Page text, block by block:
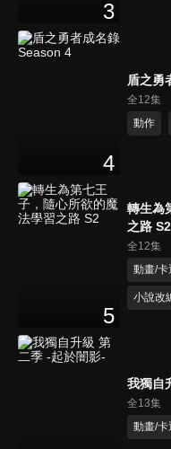
3
4
盾之勇
全12集
動作
5
轉生為
之路 S2
全12集
動畫/卡
小說改
我獨自
全13集
動畫/卡